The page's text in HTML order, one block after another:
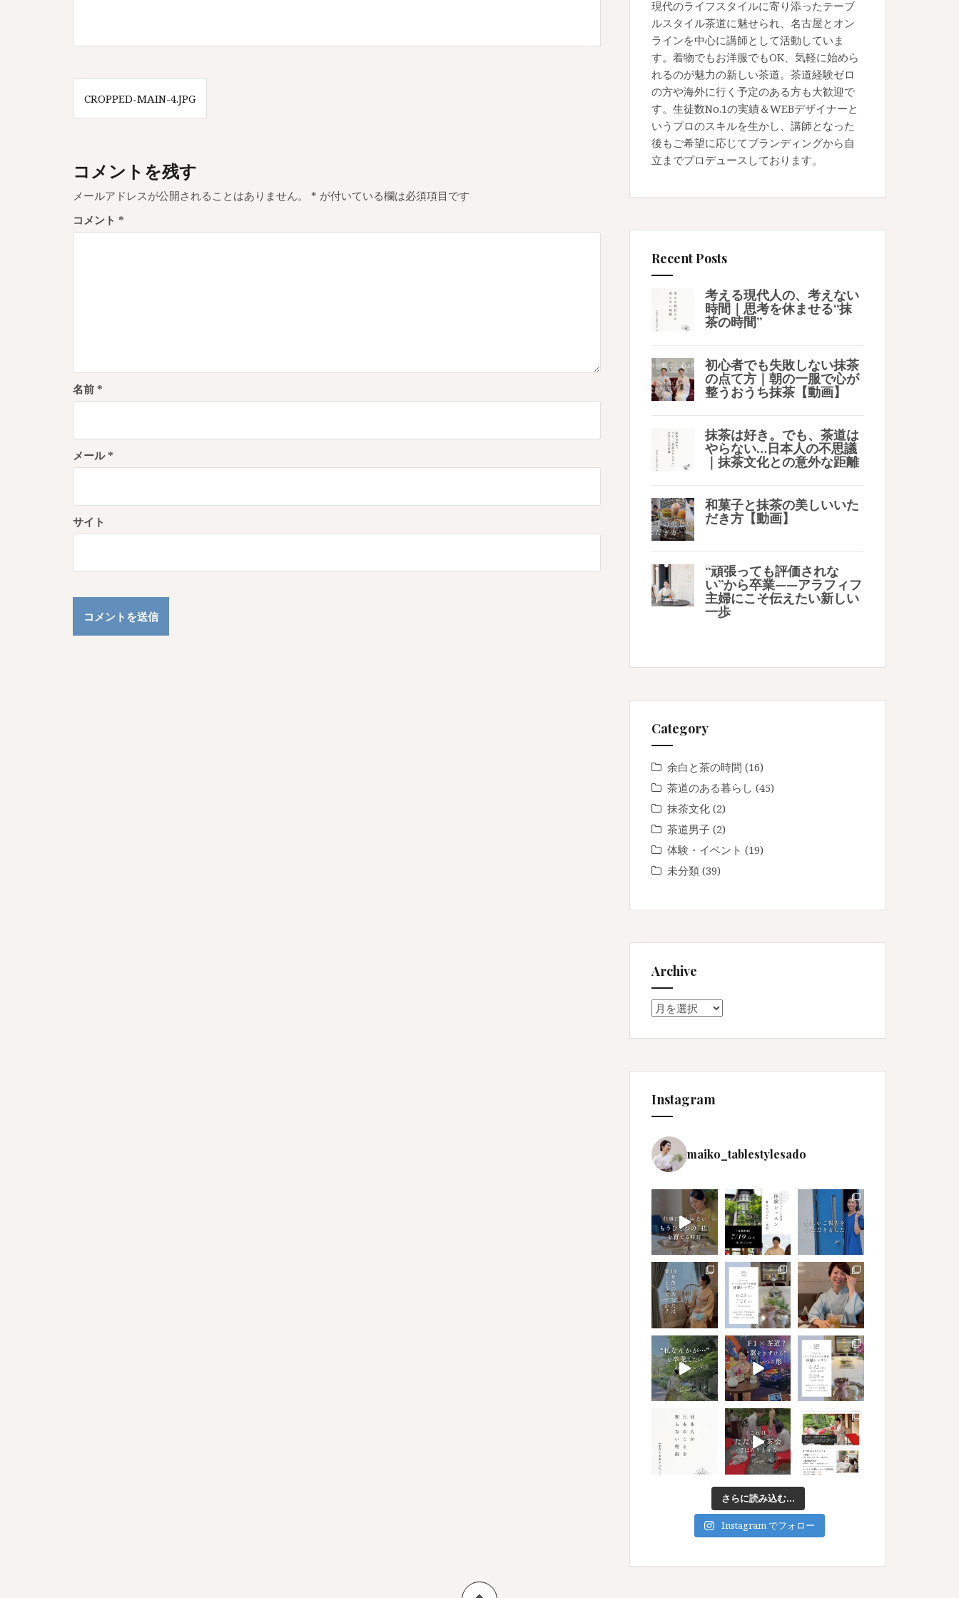
投
稿
ビ
ゲ
ー
シ
CROPPED-MAIN-4.JPG
コメントを残す
メールアドレスが公開されることはありません。 * が付いている欄は必須項目です
コメント *
名前 *
メール*
サイト
現代のライフスタイルに寄り添ったテーブ
ルスタイル茶道に魅せられ、名古屋とオン
ラインを中心に講師として活動していま
す。着物でもお洋服でもOK、気軽に始めら
れるのが魅力の新しい茶道。茶道経験ゼロ
の方や海外に行く予定のある方も大歓迎で
す。生徒数No.1の実績＆WEBデザイナーと
いうプロのスキルを生かし、講師となった
後もご希望に応じてブランディングから自
立までプロデュースしております。
Recent Posts
考える現代人の、考えない
時間｜思考を休ませる“抹
茶の時間”
初心者でも失敗しない抹茶
の点て方｜朝の一服で心が
整うおうち抹茶【動画】
抹茶は好き。でも、茶道は
やらない…日本人の不思議
｜抹茶文化との意外な距離
和菓子と抹茶の美しいいた
だき方【動画】
“頑張っても評価されな
い”から卒業——アラフィフ
主婦にこそ伝えたい新しい
一歩
Category
余白と茶の時間 (16)
茶道のある暮らし (45)
抹茶文化 (2)
茶道男子 (2)
体験・イベント (19)
未分類 (39)
Archive
Archive
Instagram
maiko_tablestylesado
さらに読み込む...
Instagram でフォロー